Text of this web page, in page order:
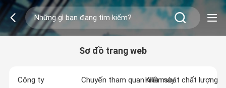
Sơ đồ trang web
Công ty Chuyến tham quan nhà máyKiểm soát chất lượng